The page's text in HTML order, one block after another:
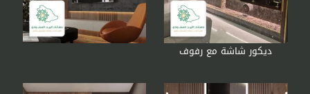
ديكور شاشة مع رفوف